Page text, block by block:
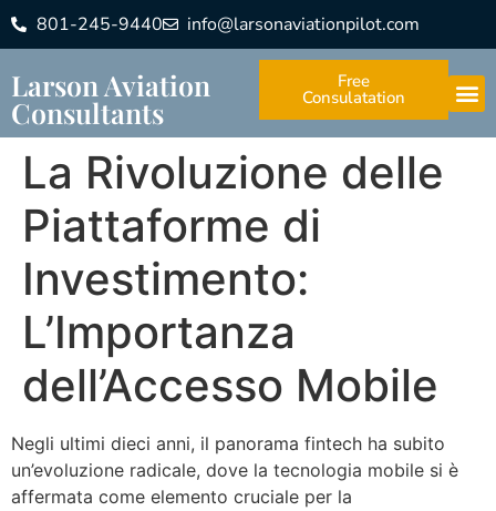
801-245-9440 info@larsonaviationpilot.com
Larson Aviation
Consultants
Free
Consulatation
La Rivoluzione delle
Piattaforme di
Investimento:
L’Importanza
dell’Accesso Mobile
Negli ultimi dieci anni, il panorama fintech ha subito
un’evoluzione radicale, dove la tecnologia mobile si è
affermata come elemento cruciale per la